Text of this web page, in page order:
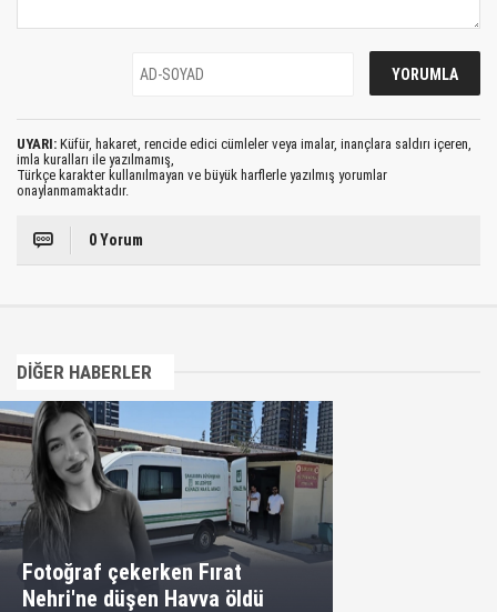
UYARI: Küfür, hakaret, rencide edici cümleler veya imalar, inançlara saldırı içeren,
imla kuralları ile yazılmamış,
Türkçe karakter kullanılmayan ve büyük harflerle yazılmış yorumlar
onaylanmamaktadır.
0 Yorum
DİĞER HABERLER
Fotoğraf çekerken Fırat
Nehri'ne düşen Havva öldü